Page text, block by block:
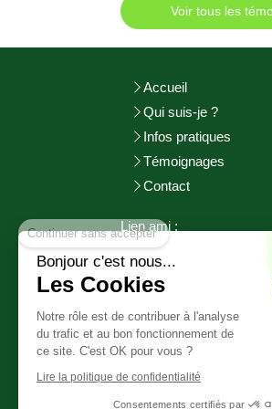
Voir tous les
Accueil
Qui suis-je ?
Infos pratiques
Témoignages
Contact
Lien ami :
http://adeuxmains-
http://
©2017 Aurélie
Cotentin
HYPNOSE
EMDR) CHERBOURG
Bonjour c'est nous...
Les Cookies
Notre rôle est de contribuer à l'analyse
du trafic et au bon fonctionnement de
ce site. C'est OK pour vous ?
Lire la politique de confidentialité
Consentements certifiés par